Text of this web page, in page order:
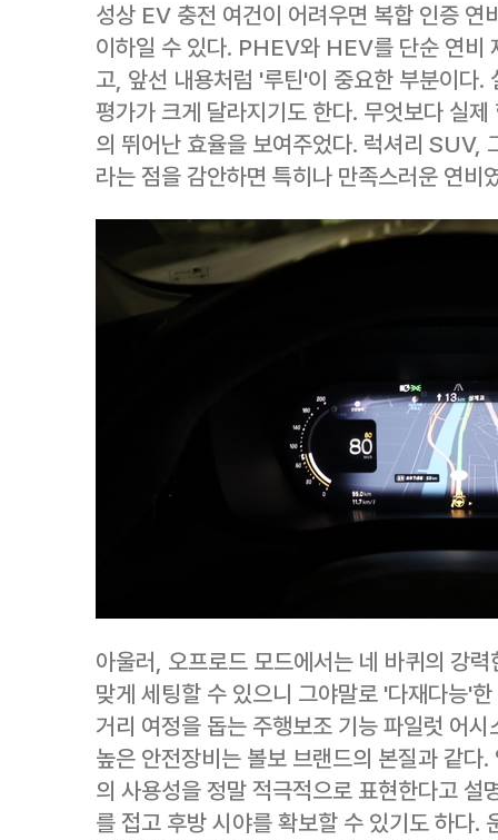
성상 EV 충전 여건이 어려우면 복합 인증
이하일 수 있다. PHEV와 HEV를 단순 연비
고, 앞선 내용처럼 '루틴'이 중요한 부분이다.
평가가 크게 달라지기도 한다. 무엇보다 실
의 뛰어난 효율을 보여주었다. 럭셔리 SUV,
라는 점을 감안하면 특히나 만족스러운 연비
아울러, 오프로드 모드에서는 네 바퀴의 강
맞게 세팅할 수 있으니 그야말로 '다재다능'
거리 여정을 돕는 주행보조 기능 파일럿 어
높은 안전장비는 볼보 브랜드의 본질과 같
의 사용성을 정말 적극적으로 표현한다고
를 접고 후방 시야를 확보할 수 있기도 하다.